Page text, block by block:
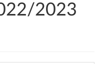
2023